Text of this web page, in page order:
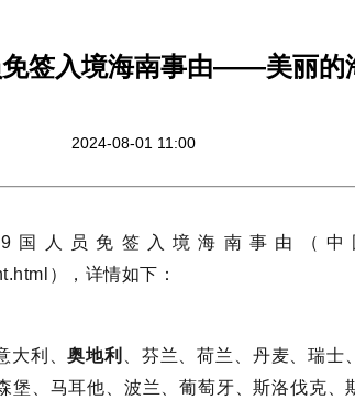
免签入境海南事由——美丽的
2024-08-01 11:00
国人员免签入境海南事由（中
），详情如下：
大利、奥地利
、芬兰、荷兰、丹麦、瑞
、马耳他、波兰、葡萄牙、斯洛伐克、